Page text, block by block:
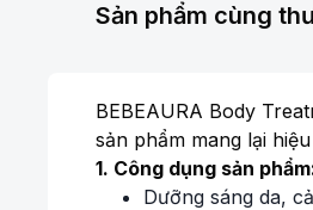
Sản phẩm cùng
BEBEAURA Body
sản phẩm mang lại
1. Công dụng sản
Dưỡng sáng da,